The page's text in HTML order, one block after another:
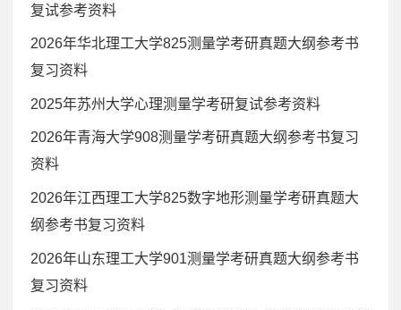
复试参考资料
2026年华北理工大学825测量学考研真题大纲参考书
复习资料
2025年苏州大学心理测量学考研复试参考资料
2026年青海大学908测量学考研真题大纲参考书复习
资料
2026年江西理工大学825数字地形测量学考研真题大
纲参考书复习资料
2026年山东理工大学901测量学考研真题大纲参考书
复习资料